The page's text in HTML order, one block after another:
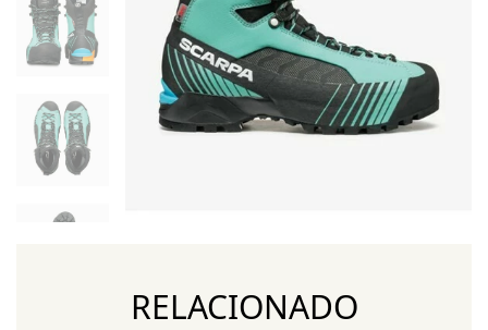
RELACIONADO